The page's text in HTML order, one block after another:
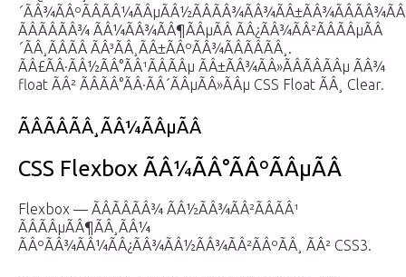
ÃÂÃÂÃÂ¾ ÃÂ¼ÃÂ¾ÃÂ¶ÃÂµÃÂ ÃÂ¿ÃÂ¾ÃÂ²ÃÂÃÂµÃÂ
´ÃÂ¸ÃÂÃÂ ÃÂ³ÃÂ¸ÃÂ±ÃÂºÃÂ¾ÃÂÃÂÃÂ¸.
ÃÂ£ÃÂ·ÃÂ½ÃÂ°ÃÂ¹ÃÂÃÂµ ÃÂ±ÃÂ¾ÃÂ»ÃÂÃÂÃÂµ ÃÂ¾
float ÃÂ² ÃÂÃÂ°ÃÂ·ÃÂ´ÃÂµÃÂ»ÃÂµ CSS Float ÃÂ¸ Clear.
ÃÂÃÂÃÂ¸ÃÂ¼ÃÂµÃÂ
CSS Flexbox ÃÂ¼ÃÂ°ÃÂºÃÂµÃÂ
Flexbox — ÃÂÃÂÃÂ¾ ÃÂ½ÃÂ¾ÃÂ²ÃÂÃÂ¹
ÃÂÃÂµÃÂ¶ÃÂ¸ÃÂ¼
ÃÂºÃÂ¾ÃÂ¼ÃÂ¿ÃÂ¾ÃÂ½ÃÂ¾ÃÂ²ÃÂºÃÂ¸ ÃÂ² CSS3.